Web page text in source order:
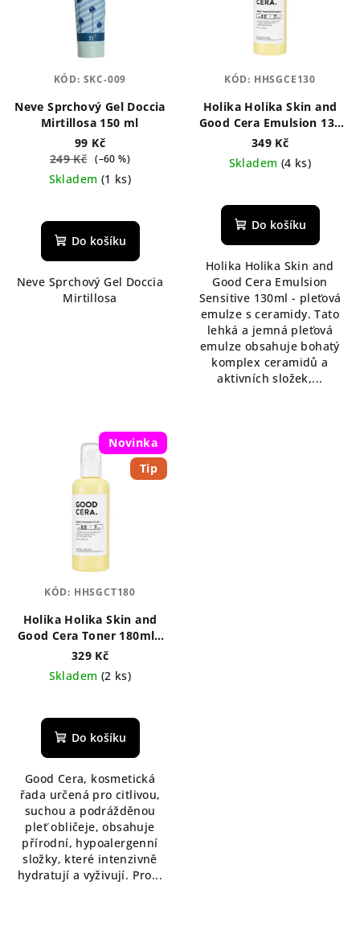
Neve Sprchový Gel Doccia
Mirtillosa 150 ml
99 Kč
249 Kč (–60 %)
Skladem (1 ks)
hodnocení
produktu
z
5
Do košíku
Neve Sprchový Gel Doccia
Mirtillosa
KÓD: SKC-009
Holika Holika Skin and
Good Cera Emulsion 130
ml - lehká a hydratační
ceramidy
349 Kč
Skladem (4 ks)
Do košíku
Holika Holika Skin and
Good Cera Emulsion
Sensitive 130ml - pleťová
emulze s ceramidy. Tato
lehká a jemná pleťová
emulze obsahuje bohatý
komplex ceramidů a
aktivních složek,...
KÓD: HHSGCE130
Novinka
Tip
Holika Holika Skin and
Good Cera Toner 180ml -
regenerační pleťové
329 Kč
Skladem (2 ks)
Do košíku
Good Cera, kosmetická
řada určená pro citlivou,
suchou a podrážděnou
pleť obličeje, obsahuje
přírodní, hypoalergenní
složky, které intenzivně
hydratují a vyživují. Pro...
KÓD: HHSGCT180